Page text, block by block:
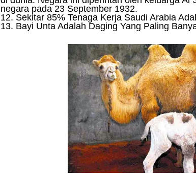
negara pada 23 September 1932.
12. Sekitar 85% Tenaga Kerja Saudi Arabia
13. Bayi Unta Adalah Daging Yang Paling